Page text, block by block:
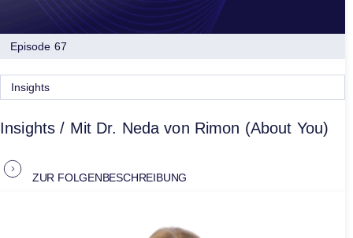
Episode 67
Insights
Insights / Mit Dr. Neda von Rimon (About You)
ZUR FOLGENBESCHREIBUNG